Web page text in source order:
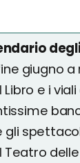
giugno a
e i
gli
Teatro